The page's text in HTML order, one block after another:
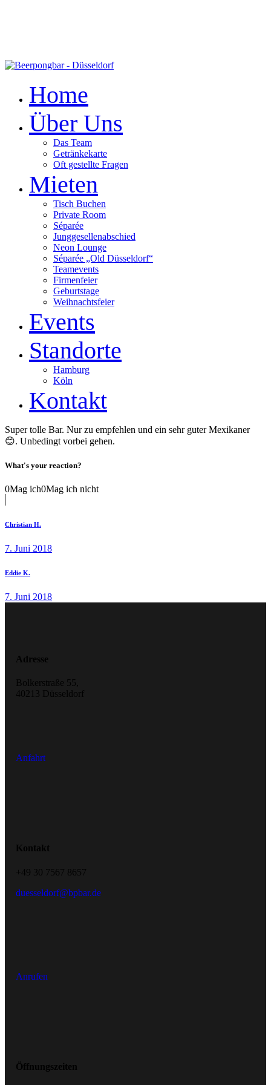
Home
Über Uns
Das Team
Getränkekarte
Oft gestellte Fragen
Mieten
Tisch Buchen
Private Room
Séparée
Junggesellenabschied
Neon Lounge
Séparée „Old Düsseldorf“
Teamevents
Firmenfeier
Geburtstage
Weihnachtsfeier
Events
Standorte
Hamburg
Köln
Kontakt
Super tolle Bar. Nur zu empfehlen und ein sehr guter Mexikaner
😊. Unbedingt vorbei gehen.
What's your reaction?
0Mag ich0Mag ich nicht
Christian H.
7. Juni 2018
Eddie K.
7. Juni 2018
Adresse
Bolkerstraße 55,
40213 Düsseldorf
Anfahrt
Kontakt
+49 30 7567 8657
duesseldorf@bpbar.de
Anrufen
Öffnungszeiten